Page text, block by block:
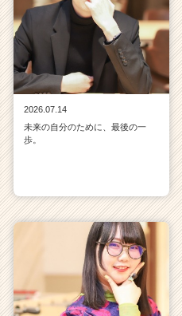
2026.07.14
未来の自分のために、最後の一
歩。